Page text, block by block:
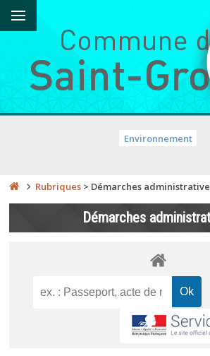
Environnement
Rubriques > Démarches
Démarches